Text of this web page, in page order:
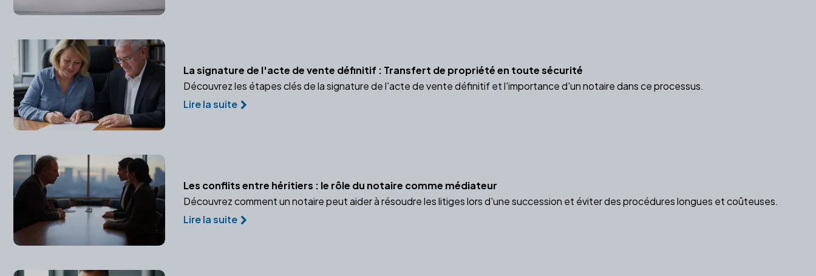
La signature de l'acte de vente définitif : Transfert de propriété en toute sécurité
Découvrez les étapes clés de la signature de l'acte de vente définitif et l'importance d'un notaire dans ce processus.
Lire la suite
Les conflits entre héritiers : le rôle du notaire comme médiateur
Découvrez comment un notaire peut aider à résoudre les litiges lors d'une succession et éviter des procédures longues et coûteuses.
Lire la suite